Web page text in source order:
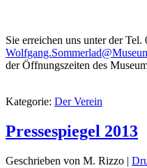
Sie erreichen uns unter der
der Öffnungszeiten des
Kategorie: Der Verein
Pressespiegel 2013
Geschrieben von M. Rizzo |